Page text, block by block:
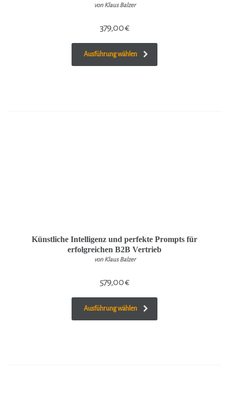
von Klaus Balzer
379,00€
Ausführung wählen
Künstliche Intelligenz und perfekte Prompts für
erfolgreichen B2B Vertrieb
von Klaus Balzer
579,00€
Ausführung wählen